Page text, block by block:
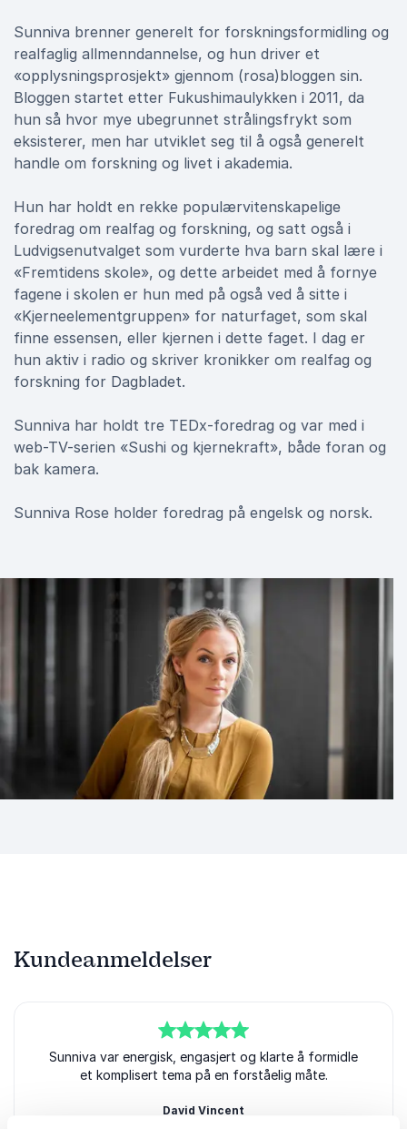
Sunniva brenner generelt for forskningsformidling og
realfaglig allmenndannelse, og hun driver et
«opplysningsprosjekt» gjennom (rosa)bloggen sin.
Bloggen startet etter Fukushimaulykken i 2011, da
hun så hvor mye ubegrunnet strålingsfrykt som
eksisterer, men har utviklet seg til å også generelt
handle om forskning og livet i akademia.
Hun har holdt en rekke populærvitenskapelige
foredrag om realfag og forskning, og satt også i
Ludvigsenutvalget som vurderte hva barn skal lære i
«Fremtidens skole», og dette arbeidet med å fornye
fagene i skolen er hun med på også ved å sitte i
«Kjerneelementgruppen» for naturfaget, som skal
finne essensen, eller kjernen i dette faget. I dag er
hun aktiv i radio og skriver kronikker om realfag og
forskning for Dagbladet.
Sunniva har holdt tre TEDx-foredrag og var med i
web-TV-serien «Sushi og kjernekraft», både foran og
bak kamera.
Sunniva Rose holder foredrag på engelsk og norsk.
Kundeanmeldelser
5av5
Sunniva var energisk, engasjert og klarte å formidle
et komplisert tema på en forståelig måte.
David Vincent